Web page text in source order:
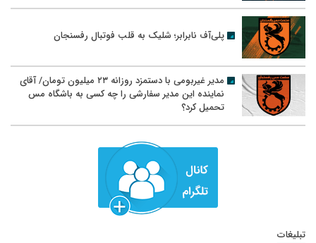
پلی‌آف نابرابر؛ شلیک به قلب فوتبال رفسنجان
مدیر غیربومی با دستمزد روزانه ۲۳ میلیون تومان/ آقای
نماینده این مدیر سفارشی را چه کسی به باشگاه مس
تحمیل کرد؟
تبلیغات